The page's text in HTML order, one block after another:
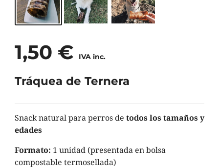
1,50 € IVA inc.
Tráquea de Ternera
Snack natural para perros de todos los tamaños y
edades
Formato: 1 unidad (presentada en bolsa
compostable termosellada)